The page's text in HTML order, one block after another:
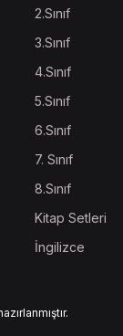
2.Sınıf
3.Sınıf
4.Sınıf
5.Sınıf
6.Sınıf
7. Sınıf
8.Sınıf
Kitap Setleri
İngilizce